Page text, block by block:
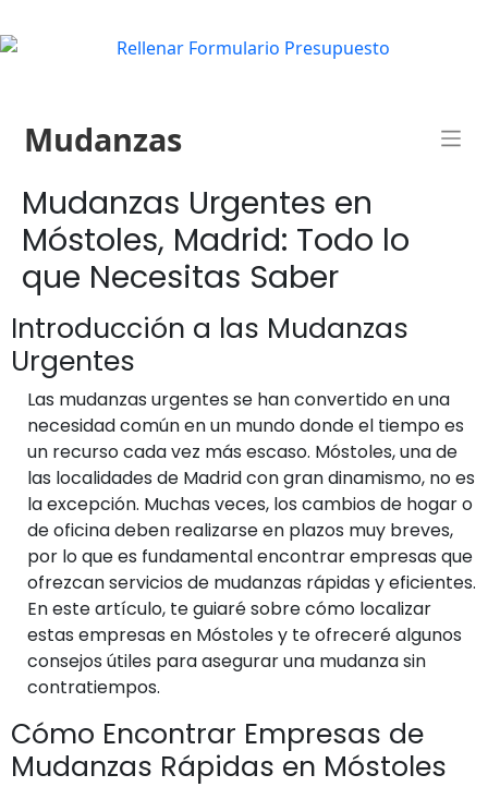
Mudanzas
Mudanzas Urgentes en
Móstoles, Madrid: Todo lo
que Necesitas Saber
Introducción a las Mudanzas
Urgentes
Las mudanzas urgentes se han convertido en una
necesidad común en un mundo donde el tiempo es
un recurso cada vez más escaso. Móstoles, una de
las localidades de Madrid con gran dinamismo, no es
la excepción. Muchas veces, los cambios de hogar o
de oficina deben realizarse en plazos muy breves,
por lo que es fundamental encontrar empresas que
ofrezcan servicios de mudanzas rápidas y eficientes.
En este artículo, te guiaré sobre cómo localizar
estas empresas en Móstoles y te ofreceré algunos
consejos útiles para asegurar una mudanza sin
contratiempos.
Cómo Encontrar Empresas de
Mudanzas Rápidas en Móstoles